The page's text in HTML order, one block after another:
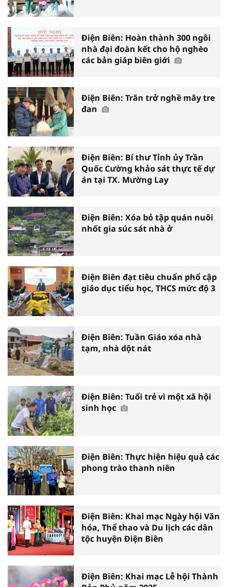
Điện Biên: Hoàn thành 300 ngôi
nhà đại đoàn kết cho hộ nghèo
các bản giáp biên giới
Điện Biên: Trăn trở nghề mây tre
đan
Điện Biên: Bí thư Tỉnh ủy Trần
Quốc Cường khảo sát thực tế dự
án tại TX. Mường Lay
Điện Biên: Xóa bỏ tập quán nuôi
nhốt gia súc sát nhà ở
Điện Biên đạt tiêu chuẩn phổ cập
giáo dục tiểu học, THCS mức độ 3
Điện Biên: Tuần Giáo xóa nhà
tạm, nhà dột nát
Điện Biên: Tuổi trẻ vì một xã hội
sinh học
Điện Biên: Thực hiện hiệu quả các
phong trào thanh niên
Điện Biên: Khai mạc Ngày hội Văn
hóa, Thể thao và Du lịch các dân
tộc huyện Điện Biên
Điện Biên: Khai mạc Lễ hội Thành